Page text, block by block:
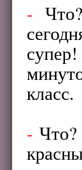
-
супер!
класс.
-